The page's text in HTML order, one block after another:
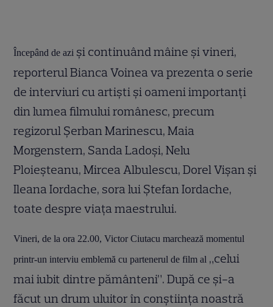
Începând de azi şi continuând mâine şi vineri,
reporterul Bianca Voinea va prezenta o serie
de interviuri cu artişti şi oameni importanţi
din lumea filmului românesc, precum
regizorul Şerban Marinescu, Maia
Morgenstern, Sanda Ladoşi, Nelu
Ploieşteanu, Mircea Albulescu, Dorel Vişan şi
Ileana Iordache, sora lui Ştefan Iordache,
toate despre viaţa maestrului.
Vineri, de la ora 22.00, Victor Ciutacu marchează momentul
printr-un interviu emblemă cu partenerul de film al „celui
mai iubit dintre pământeni”. După ce şi-a
făcut un drum uluitor în conştiinţa noastră